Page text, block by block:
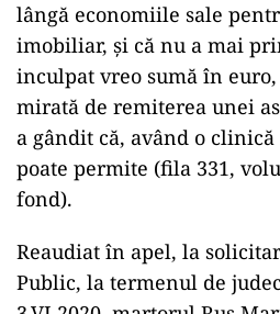
lângă economiile sale
imobiliar, și că nu a mai
inculpat vreo sumă în
mirată de remiterea unei
a gândit că, având o
poate permite (fila 331,
fond).
Reaudiat în apel, la
Public, la termenul de